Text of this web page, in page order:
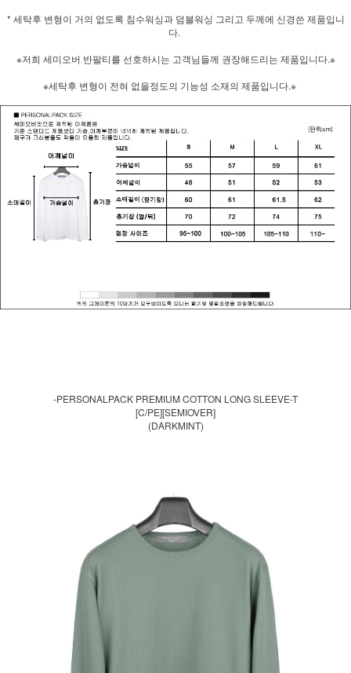
* 세탁후 변형이 거의 없도록 침수워싱과 덤블워싱 그리고 두께에 신경쓴 제품입니
다.
※저희 세미오버 반팔티를 선호하시는 고객님들께 권장해드리는 제품입니다.※
※세탁후 변형이 전혀 없을정도의 기능성 소재의 제품입니다.※
-PERSONALPACK PREMIUM COTTON LONG SLEEVE-T
[C/PE][SEMIOVER]
(DARKMINT)